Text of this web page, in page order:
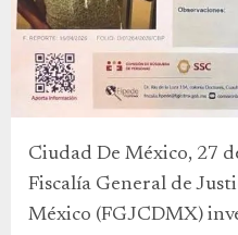
Ciudad De México, 27
Fiscalía General de
México (FGJCDMX)